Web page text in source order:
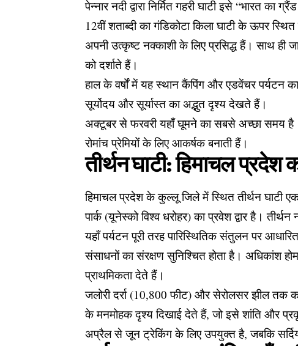
पेन्नार नदी द्वारा निर्मित गहरी घाटी इसे “भारत
12वीं शताब्दी का गंडिकोटा किला घाटी के ऊपर
अपनी उत्कृष्ट नक्काशी के लिए प्रसिद्ध हैं। साथ ही
को दर्शाते हैं।
हाल के वर्षों में यह स्थान कैंपिंग और एडवेंचर पर्यटन
सूर्योदय और सूर्यास्त का अद्भुत दृश्य देखते हैं।
अक्टूबर से फरवरी यहाँ घूमने का सबसे अच्छा समय है।
रोमांच प्रेमियों के लिए आकर्षक बनाती हैं।
तीर्थन घाटी: हिमाचल प्रदेश
हिमाचल प्रदेश के कुल्लू जिले में स्थित तीर्थन
पार्क (यूनेस्को विश्व धरोहर) का प्रवेश द्वार है।
यहाँ पर्यटन पूरी तरह पारिस्थितिक संतुलन पर
संसाधनों का संरक्षण सुनिश्चित होता है। अधिकांश
प्राथमिकता देते हैं।
जलोरी दर्रा (10,800 फीट) और सेरोलसर झील तक
के मनमोहक दृश्य दिखाई देते हैं, जो इसे शांति और
अप्रैल से जून ट्रेकिंग के लिए उपयुक्त है, जबकि